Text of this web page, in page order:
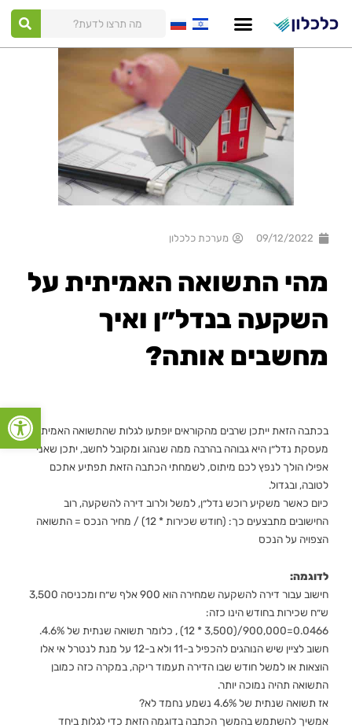
פתח
לתוכן
09/12/2022 מערכת כלכלון
מהי התשואה האמיתית על
השקעה בנדל״ן ואיך
מחשבים אותה?
בכתבה הזאת ייתכן שרבים מהקוראים יופתעו לגלות שהתשואה האמיתית
מעסקת נדל״ן היא גבוהה בהרבה ממה שנהוג ומקובל לחשב, יתכן שאני
אפילו הולך לנפץ לכם מיתוס, לשמחתי הכתבה הזאת תפתיע אתכם
לטובה, ובגדול.
כיום כאשר משקיע רוכש נדל״ן, למשל ולרוב דירה להשקעה, רוב
החישובים מתבצעים כך: (חודש שכירות * 12) / מחיר הנכס = התשואה
הצפויה על הנכס
לדוגמה:
חישוב עבור דירה להשקעה שמחירה הוא 900 אלף ש״ח ומכניסה 3,500
ש״ח שכירות בחודש הינו כזה:
0.0466=900,000/(3,500 * 12) , כלומר תשואה שנתית של 4.6%.
חשוב לציין שיש הנוהגים להכפיל ב-11 ולא ב-12 על מנת לנטרל אי אלו
הוצאות או למשל חודש שבו הדירה תעמוד ריקה, במקרה כזה כמובן
התשואה תהיה נמוכה יותר.
אז תשואה שנתית של 4.6% נשמע נחמד לא?
אמשיך להשתמש בהמשך הכתבה בדוגמה הזאת כדי לגלות ביחד